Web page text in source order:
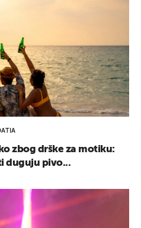
zbog drške za motiku:
duguju pivo...